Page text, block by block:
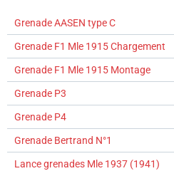
Grenade AASEN type C
Grenade F1 Mle 1915 Chargement
Grenade F1 Mle 1915 Montage
Grenade P3
Grenade P4
Grenade Bertrand N°1
Lance grenades Mle 1937 (1941)